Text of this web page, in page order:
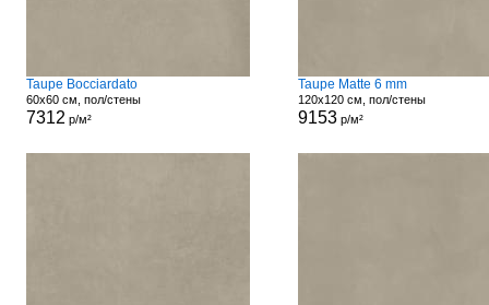
Taupe Bocciardato
60x60 см, пол/стены
7312 р/м²
Taupe Matte 6 mm
120x120 см, пол/стены
9153р/м²